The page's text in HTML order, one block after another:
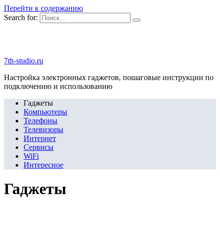
Перейти к содержанию
Search for:
7th-studio.ru
Настройка электронных гаджетов, пошаговые инструкции по
подключению и использованию
Гаджеты
Компьютеры
Телефоны
Телевизоры
Интернет
Сервисы
WiFi
Интересное
Гаджеты